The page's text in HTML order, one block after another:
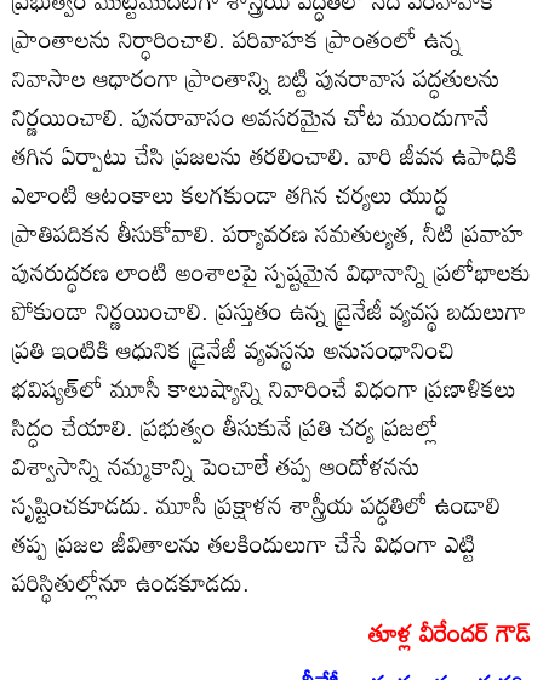
ప్రాంతాలను నిర్ధారించాలి. పరివాహక ప్రాంతంలో ఉన్న
నివాసాల ఆధారంగా ప్రాంతాన్ని బట్టి పునరావాస పద్ధతులను
నిర్ణయించాలి. పునరావాసం అవసరమైన చోట ముందుగానే
తగిన ఏర్పాటు చేసి ప్రజలను తరలించాలి. వారి జీవన ఉపాధికి
ఎలాంటి ఆటంకాలు కలగకుండా తగిన చర్యలు యుద్ధ
ప్రాతిపదికన తీసుకోవాలి. పర్యావరణ సమతుల్యత, నీటి ప్రవాహ
పునరుద్ధరణ లాంటి అంశాలపై స్పష్టమైన విధానాన్ని ప్రలోభాలకు
పోకుండా నిర్ణయించాలి. ప్రస్తుతం ఉన్న డ్రైనేజీ వ్యవస్థ బదులుగా
ప్రతి ఇంటికి ఆధునిక డ్రైనేజీ వ్యవస్థను అనుసంధానించి
భవిష్యత్‌లో మూసీ కాలుష్యాన్ని నివారించే విధంగా ప్రణాళికలు
సిద్ధం చేయాలి. ప్రభుత్వం తీసుకునే ప్రతి చర్య ప్రజల్లో
విశ్వాసాన్ని నమ్మకాన్ని పెంచాలే తప్ప ఆందోళనను
సృష్టించకూడదు. మూసీ ప్రక్షాళన శాస్త్రీయ పద్ధతిలో ఉండాలి
తప్ప ప్రజల జీవితాలను తలకిందులుగా చేసే విధంగా ఎట్టి
పరిస్థితుల్లోనూ ఉండకూడదు.
తూళ్ల వీరేందర్ గౌడ్